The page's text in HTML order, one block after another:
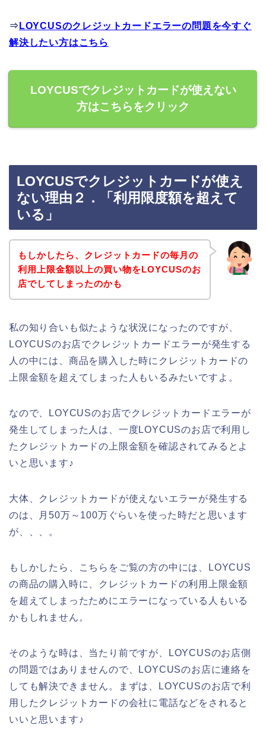
⇒ LOYCUSのクレジットカードエラーの問題を今すぐ
解決したい方はこちら
LOYCUSでクレジットカードが使えない
方はこちらをクリック
LOYCUSでクレジットカードが使え
ない理由２．「利用限度額を超えて
いる」
もしかしたら、クレジットカードの毎月の
利用上限金額以上の買い物をLOYCUSのお
店でしてしまったのかも
私の知り合いも似たような状況になったのですが、
LOYCUSのお店でクレジットカードエラーが発生する
人の中には、商品を購入した時にクレジットカードの
上限金額を超えてしまった人もいるみたいですよ。
なので、LOYCUSのお店でクレジットカードエラーが
発生してしまった人は、一度LOYCUSのお店で利用し
たクレジットカードの上限金額を確認されてみるとよ
いと思います♪
大体、クレジットカードが使えないエラーが発生する
のは、月50万～100万ぐらいを使った時だと思います
が、、、。
もしかしたら、こちらをご覧の方の中には、LOYCUS
の商品の購入時に、クレジットカードの利用上限金額
を超えてしまったためにエラーになっている人もいる
かもしれません。
そのような時は、当たり前ですが、LOYCUSのお店側
の問題ではありませんので、LOYCUSのお店に連絡を
しても解決できません。まずは、LOYCUSのお店で利
用したクレジットカードの会社に電話などをされると
いいと思います♪